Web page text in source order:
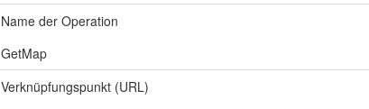
Name der Operation
GetMap
Verknüpfungspunkt (URL)